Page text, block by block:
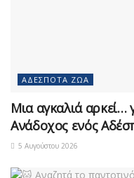
ΑΔΈΣΠΟΤΑ ΖΏΑ
Μια αγκαλιά αρκεί…
Ανάδοχος ενός
5 Αυγούστου 2026